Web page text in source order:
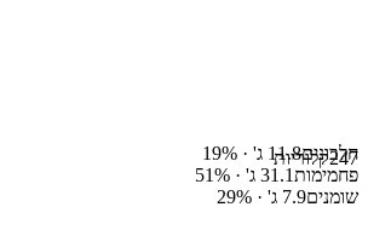
247קלוריותחלבונים11.8 ג' · 19%
פחמימות31.1 ג' · 51%
שומנים7.9 ג' · 29%